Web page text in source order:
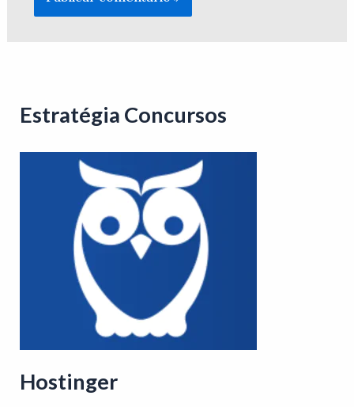
Estratégia Concursos
Hostinger